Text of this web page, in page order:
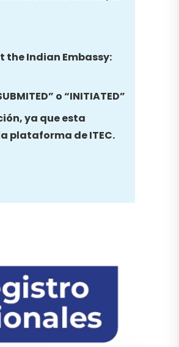
the Indian Embassy:
o “INITIATED”
ya que esta
plataforma de ITEC.